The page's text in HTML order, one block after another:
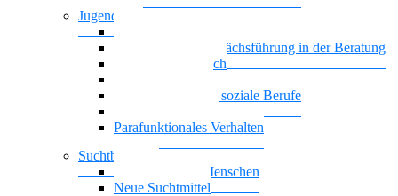
Jugendhilfe
Motivierende Gesprächsführung in der Beratung
Nationalität Mensch
KI-Kompetenz für soziale Berufe
Parafunktionales Verhalten
Suchtberatung
Suchterkrankte Menschen
Neue Suchtmittel